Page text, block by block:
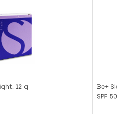
12 g
Be+
SPF 50+